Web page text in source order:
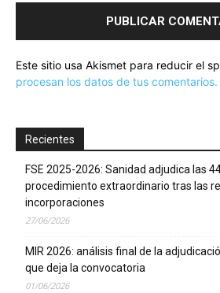
Este sitio usa Akismet para reducir el
procesan los datos de tus comentarios.
Recientes
FSE 2025-2026: Sanidad adjudica las
procedimiento extraordinario tras las
incorporaciones
27/06/2026
MIR 2026: análisis final de la
que deja la convocatoria
01/06/2026